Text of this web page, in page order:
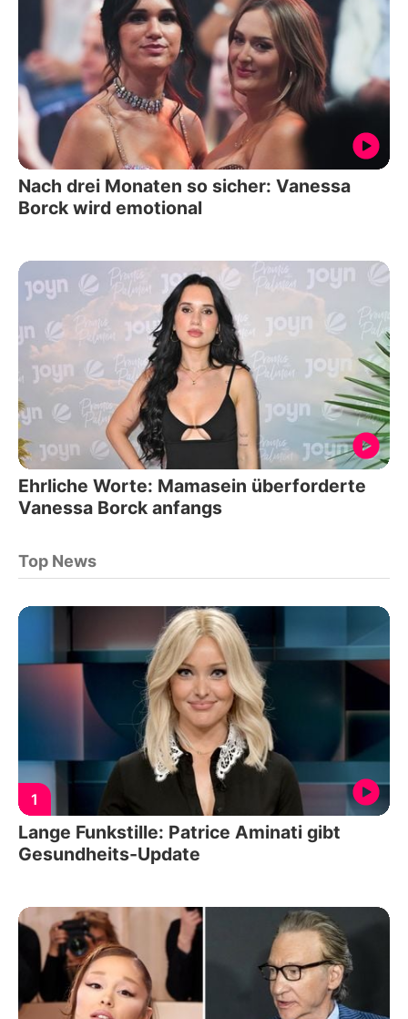
Nach drei Monaten so sicher: Vanessa
Borck wird emotional
Ehrliche Worte: Mamasein überforderte
Vanessa Borck anfangs
Top News
1
Lange Funkstille: Patrice Aminati gibt
Gesundheits-Update